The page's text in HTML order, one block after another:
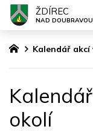
Kalendář
okolí
ŽDÍREC
NAD DOUBRAVOU